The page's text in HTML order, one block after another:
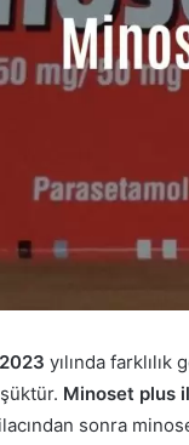
yılında
Minoset plus
ilacından sonra